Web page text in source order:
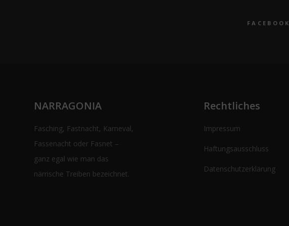
FACEBOOK
NARRAGONIA
Fasching, Fastnacht, Karneval,
Fassenacht oder Fasnet –
ganz egal wie man das
närrische Treiben bezeichnet.
Rechtliches
Impressum
Haftungsausschluss
Datenschutzerklärung